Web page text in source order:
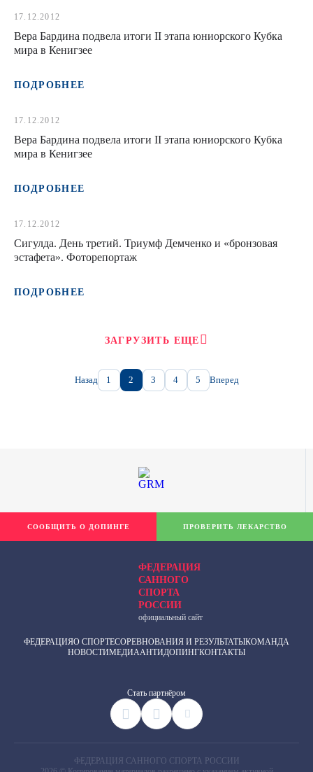
17.12.2012
Вера Бардина подвела итоги II этапа юниорского Кубка
мира в Кенигзее
ПОДРОБНЕЕ
17.12.2012
Вера Бардина подвела итоги II этапа юниорского Кубка
мира в Кенигзее
ПОДРОБНЕЕ
17.12.2012
Сигулда. День третий. Триумф Демченко и «бронзовая
эстафета». Фоторепортаж
ПОДРОБНЕЕ
ЗАГРУЗИТЬ ЕЩЕ
Назад 1 2 3 4 5 Вперед
ФЕДЕРАЦИЯ
САННОГО
СПОРТА
РОССИИ
официальный сайт
ФЕДЕРАЦИЯО СПОРТЕСОРЕВНОВАНИЯ И РЕЗУЛЬТАТЫКОМАНДА
НОВОСТИМЕДИААНТИДОПИНГКОНТАКТЫ
Cтать партнёром
СООБЩИТЬ О ДОПИНГЕ ПРОВЕРИТЬ ЛЕКАРСТВО
ФЕДЕРАЦИЯ САННОГО СПОРТА РОССИИ